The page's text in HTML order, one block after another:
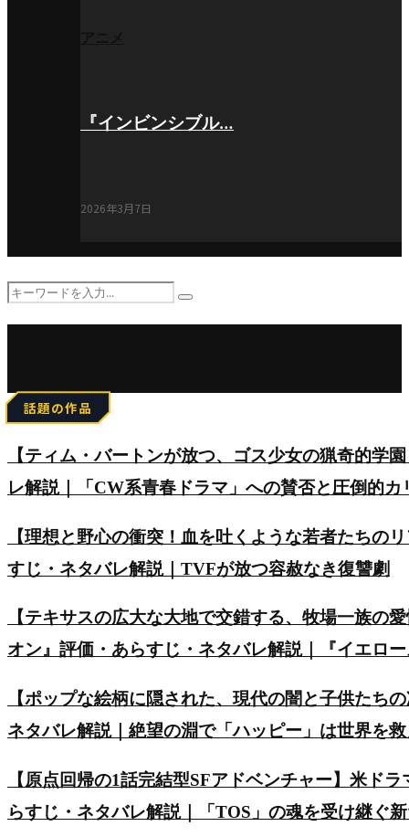
『インビンシブル…
2026年3月7日
Search
Search
話題の作品
【ティム・バートンが放つ、ゴス少女の猟奇的学
レ解説｜「CW系青春ドラマ」への賛否と圧倒的カ
【理想と野心の衝突！血を吐くような若者たちの
すじ・ネタバレ解説｜TVFが放つ容赦なき復讐劇
【テキサスの広大な大地で交錯する、牧場一族の
オン』評価・あらすじ・ネタバレ解説｜『イエロ
【ポップな絵柄に隠された、現代の闇と子供たち
ネタバレ解説｜絶望の淵で「ハッピー」は世界を
【原点回帰の1話完結型SFアドベンチャー】米ド
らすじ・ネタバレ解説｜「TOS」の魂を受け継ぐ